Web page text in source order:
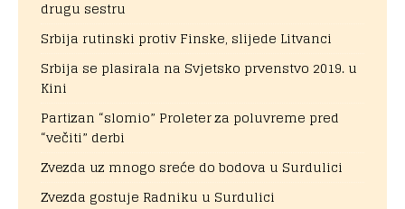
drugu sestru
Srbija rutinski protiv Finske, slijede Litvanci
Srbija se plasirala na Svjetsko prvenstvo 2019. u
Kini
Partizan “slomio” Proleter za poluvreme pred
“večiti” derbi
Zvezda uz mnogo sreće do bodova u Surdulici
Zvezda gostuje Radniku u Surdulici